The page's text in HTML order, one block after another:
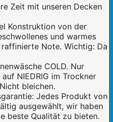
Zeit mit unseren Decken
Konstruktion von der
und warmes
Note. Wichtig: Da
COLD. Nur
NIEDRIG im Trockner
bleichen.
Jedes Produkt von
ausgewählt, wir haben
beste Qualität zu bieten.